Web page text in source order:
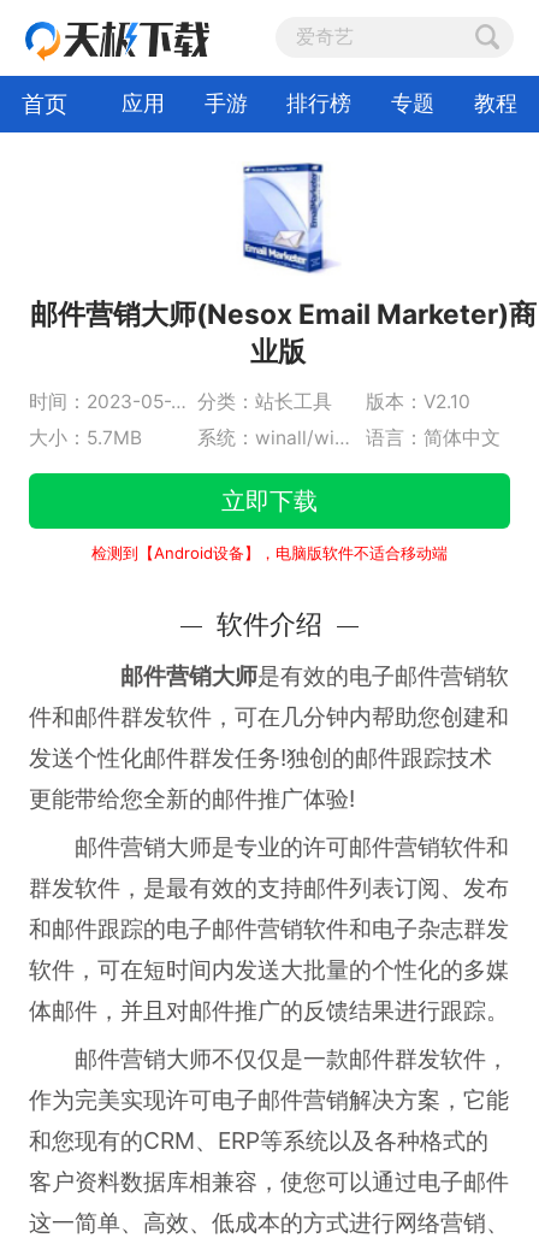
首页 应用 手游 排行榜 专题 教程
邮件营销大师(Nesox Email Marketer)商
业版
时间：2023-05-26 分类：站长工具
版本：V2.10
大小：5.7MB
系统：winall/win7/win10/win11 语言：简体中文
立即下载
检测到【Android设备】，电脑版软件不适合移动端
软件介绍
邮件营销大师是有效的电子邮件营销软
件和邮件群发软件，可在几分钟内帮助您创建和
发送个性化邮件群发任务!独创的邮件跟踪技术
更能带给您全新的邮件推广体验!
邮件营销大师是专业的许可邮件营销软件和
群发软件，是最有效的支持邮件列表订阅、发布
和邮件跟踪的电子邮件营销软件和电子杂志群发
软件，可在短时间内发送大批量的个性化的多媒
体邮件，并且对邮件推广的反馈结果进行跟踪。
邮件营销大师不仅仅是一款邮件群发软件，
作为完美实现许可电子邮件营销解决方案，它能
和您现有的CRM、ERP等系统以及各种格式的
客户资料数据库相兼容，使您可以通过电子邮件
这一简单、高效、低成本的方式进行网络营销、